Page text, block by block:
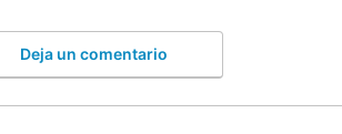
Deja un comentario